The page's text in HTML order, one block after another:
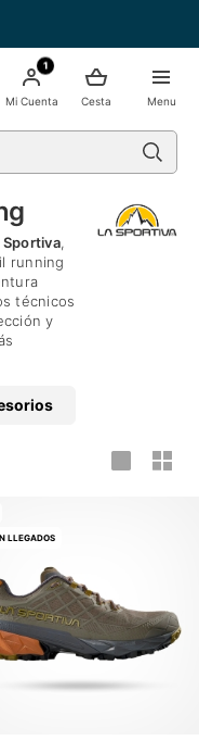
Menu
Cesta
1
Mi Cuenta
Sportiva,
running
técnicos
y
LLEGADOS